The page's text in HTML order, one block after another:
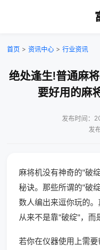
首页 > 资讯中心 > 行业资讯
绝处逢生!普通麻
要好用的麻
发布时间：
发
麻将机没有神奇的"破
秘诀。那些所谓的"破
数人编出来逗你玩的
从来不是靠"破绽"，而
若你在仪器使用上需